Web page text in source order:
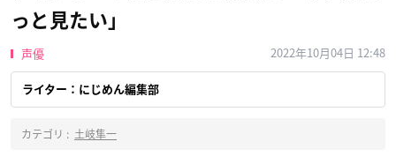
っと見たい」
声優 2022年10月04日 12:48
ライター：にじめん編集部
カテゴリ : 土岐隼一